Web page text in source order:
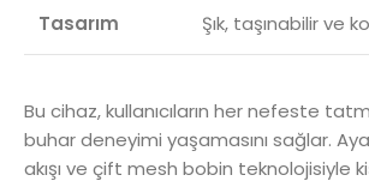
Tasarım Şık, taşınabilir ve
Bu cihaz, kullanıcıların her nefeste
buhar deneyimi yaşamasını sağlar.
akışı ve çift mesh bobin teknolojisiyle